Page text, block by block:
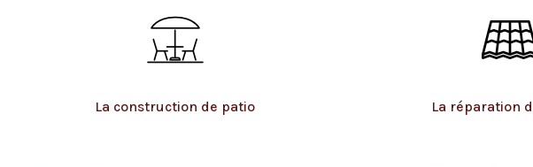
La construction de patio La réparation